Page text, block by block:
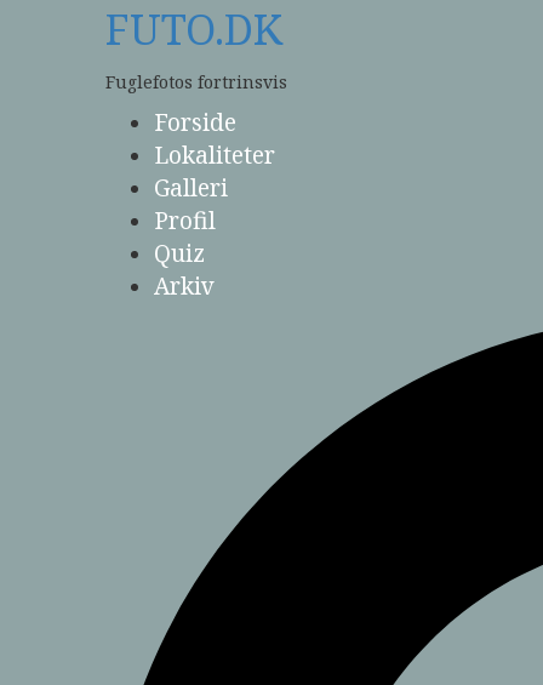
FUTO.DK
Fuglefotos fortrinsvis
Forside
Lokaliteter
Galleri
Profil
Quiz
Arkiv